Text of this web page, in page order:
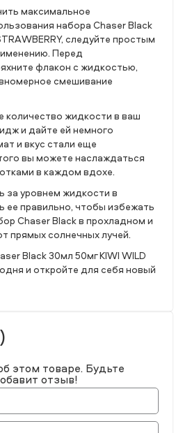
максимальное
набора Chaser Black
следуйте простым
Перед
флакон с жидкостью,
смешивание
количество жидкости в ваш
и дайте ей немного
и вкус стали еще
вы можете наслаждаться
в каждом вдохе.
за уровнем жидкости в
ее правильно, чтобы избежать
Chaser Black в прохладном и
прямых солнечных лучей.
Black 30мл 50мг KIWI WILD
и откройте для себя новый
этом товаре. Будьте
отзыв!